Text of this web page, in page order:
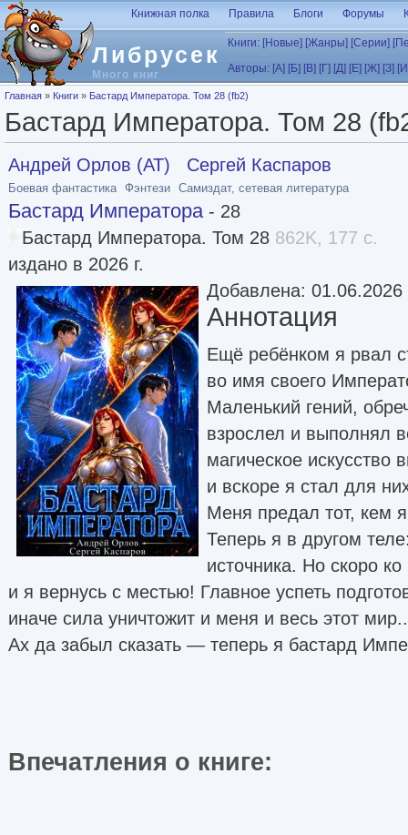
Перейти к основному содержанию
Либрусек
Много книг
Книжная полка Правила Блоги Форумы
Книги: [Новые] [Жанры] [Серии]
Авторы: [А] [Б] [В] [Г] [Д] [Е] [Ж] [З]
Вы здесь
Главная » Книги » Бастард Императора. Том 28 (fb2)
Бастард Императора. Том 28
Андрей Орлов (АТ) Сергей Каспаров
Боевая фантастика Фэнтези Самиздат, сетевая литература
Бастард Императора - 28
Бастард Императора. Том 28 862K, 177 с.
издано в 2026 г.
Добавлена: 01.06.2026
Аннотация
Ещё ребёнком я рвал
во имя своего
Маленький гений,
взрослел и выполнял
магическое искусство
и вскоре я стал для
Меня предал тот, кем
Теперь я в другом
источника. Но скоро
и я вернусь с местью! Главное успеть
иначе сила уничтожит и меня и весь этот
Ах да забыл сказать — теперь я бастард
Впечатления о книге: